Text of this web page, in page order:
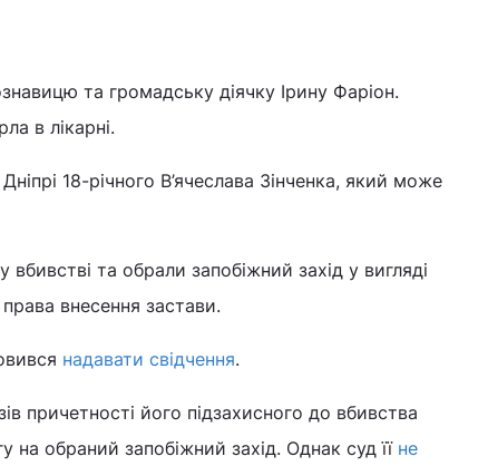
та громадську діячку Ірину Фаріон.
в лікарні.
18-річного В’ячеслава Зінченка, який може
та обрали запобіжний захід у вигляді
внесення застави.
надавати свідчення.
причетності його підзахисного до вбивства
на обраний запобіжний захід. Однак суд її не